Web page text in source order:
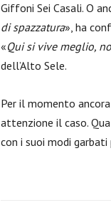
Giffoni Sei Casali. O
di spazzatura», ha
«Qui si vive meglio,
dell’Alto Sele.
Per il momento
attenzione il caso.
con i suoi modi